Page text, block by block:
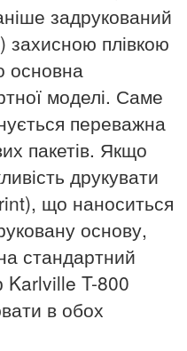
задрукований
захисною плівкою
основна
моделі. Саме
переважна
пакетів. Якщо
друкувати
що наноситься
основу,
стандартний
Karlville T-800
в обох